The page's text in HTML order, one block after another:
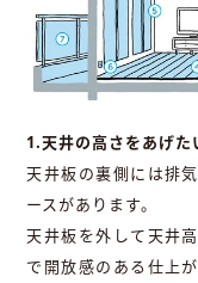
1.天井の高さをあげた
天井板の裏側には排
ースがあります。
天井板を外して天井
で開放感のある仕上